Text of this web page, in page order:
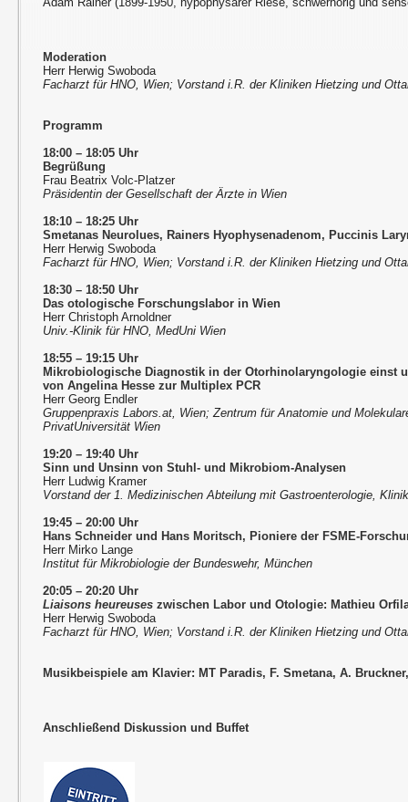
Moderation
Herr Herwig Swoboda
Facharzt für HNO, Wien; Vorstand i.R. der Kliniken Hietzing und
Programm
18:00 – 18:05 Uhr
Begrüßung
Frau Beatrix Volc-Platzer
Präsidentin der Gesellschaft der Ärzte in Wien
18:10 – 18:25 Uhr
Smetanas Neurolues, Rainers Hyophysenadenom, Puccinis
Herr Herwig Swoboda
Facharzt für HNO, Wien; Vorstand i.R. der Kliniken Hietzing und
18:30 – 18:50 Uhr
Das otologische Forschungslabor in Wien
Herr Christoph Arnoldner
Univ.-Klinik für HNO, MedUni Wien
18:55 – 19:15 Uhr
Mikrobiologische Diagnostik in der Otorhinolaryngologie einst
von Angelina Hesse zur Multiplex PCR
Herr Georg Endler
Gruppenpraxis Labors.at, Wien; Zentrum für Anatomie und
PrivatUniversität Wien
19:20 – 19:40 Uhr
Sinn und Unsinn von Stuhl- und Mikrobiom-Analysen
Herr Ludwig Kramer
Vorstand der 1. Medizinischen Abteilung mit Gastroenterologie,
19:45 – 20:00 Uhr
Hans Schneider und Hans Moritsch, Pioniere der FSME-
Herr Mirko Lange
Institut für Mikrobiologie der Bundeswehr, München
20:05 – 20:20 Uhr
Liaisons heureuses zwischen Labor und Otologie: Mathieu
Herr Herwig Swoboda
Facharzt für HNO, Wien; Vorstand i.R. der Kliniken Hietzing und
Musikbeispiele am Klavier: MT Paradis, F. Smetana, A.
Anschließend Diskussion und Buffet